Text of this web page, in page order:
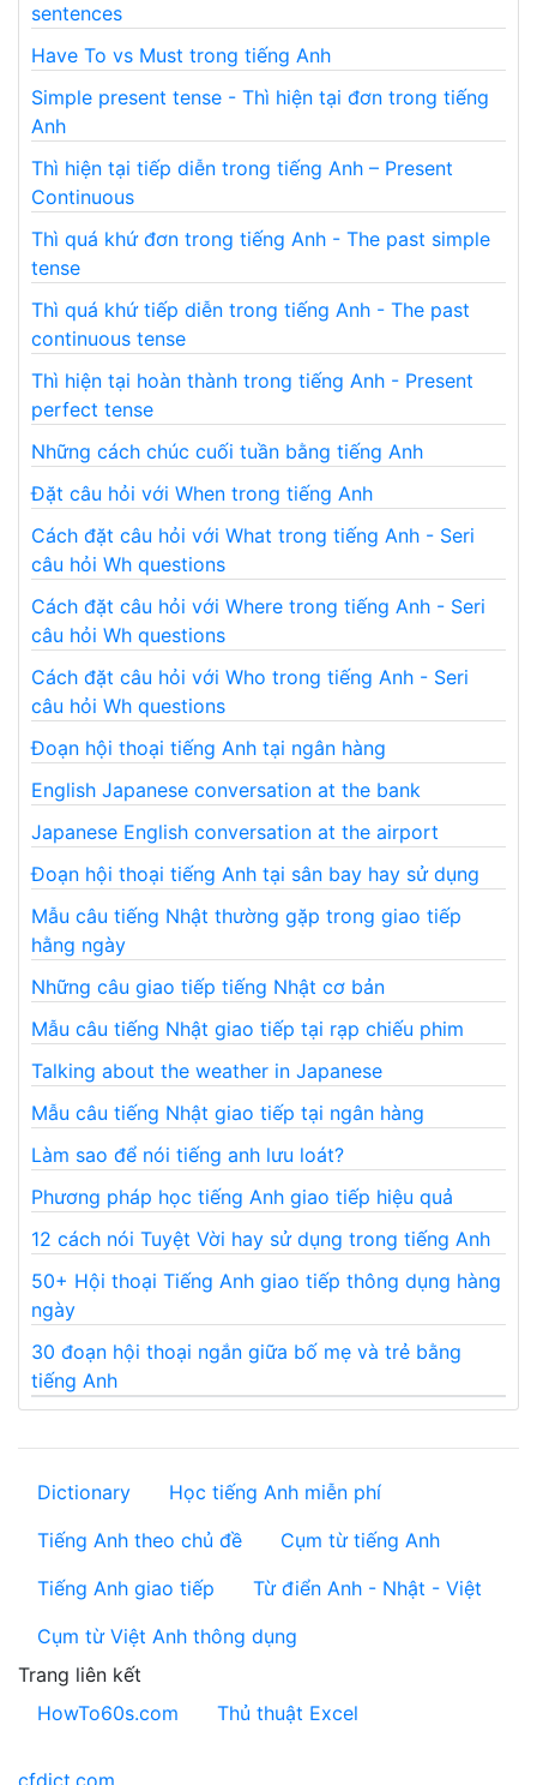
sentences
Have To vs Must trong tiếng Anh
Simple present tense - Thì hiện tại đơn trong tiếng
Anh
Thì hiện tại tiếp diễn trong tiếng Anh – Present
Continuous
Thì quá khứ đơn trong tiếng Anh - The past simple
tense
Thì quá khứ tiếp diễn trong tiếng Anh - The past
continuous tense
Thì hiện tại hoàn thành trong tiếng Anh - Present
perfect tense
Những cách chúc cuối tuần bằng tiếng Anh
Đặt câu hỏi với When trong tiếng Anh
Cách đặt câu hỏi với What trong tiếng Anh - Seri
câu hỏi Wh questions
Cách đặt câu hỏi với Where trong tiếng Anh - Seri
câu hỏi Wh questions
Cách đặt câu hỏi với Who trong tiếng Anh - Seri
câu hỏi Wh questions
Đoạn hội thoại tiếng Anh tại ngân hàng
English Japanese conversation at the bank
Japanese English conversation at the airport
Đoạn hội thoại tiếng Anh tại sân bay hay sử dụng
Mẫu câu tiếng Nhật thường gặp trong giao tiếp
hằng ngày
Những câu giao tiếp tiếng Nhật cơ bản
Mẫu câu tiếng Nhật giao tiếp tại rạp chiếu phim
Talking about the weather in Japanese
Mẫu câu tiếng Nhật giao tiếp tại ngân hàng
Làm sao để nói tiếng anh lưu loát?
Phương pháp học tiếng Anh giao tiếp hiệu quả
12 cách nói Tuyệt Vời hay sử dụng trong tiếng Anh
50+ Hội thoại Tiếng Anh giao tiếp thông dụng hàng
ngày
30 đoạn hội thoại ngắn giữa bố mẹ và trẻ bằng
tiếng Anh
Dictionary
Học tiếng Anh miễn phí
Tiếng Anh theo chủ đề
Cụm từ tiếng Anh
Tiếng Anh giao tiếp
Từ điển Anh - Nhật - Việt
Cụm từ Việt Anh thông dụng
Trang liên kết
HowTo60s.com
Thủ thuật Excel